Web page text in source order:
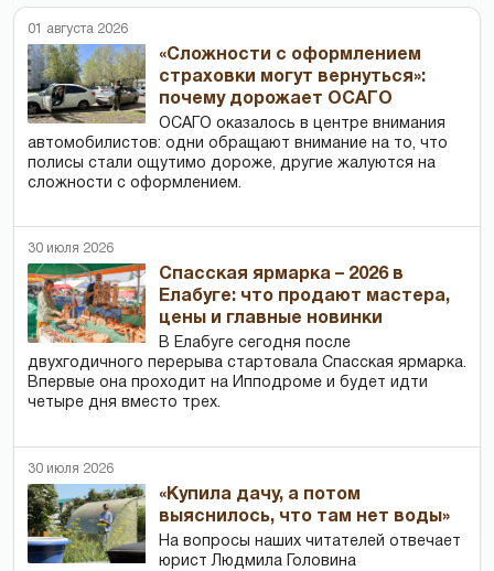
01 августа 2026
«Сложности с оформлением
страховки могут вернуться»:
почему дорожает ОСАГО
ОСАГО оказалось в центре внимания
автомобилистов: одни обращают внимание на то, что
полисы стали ощутимо дороже, другие жалуются на
сложности с оформлением.
30 июля 2026
Спасская ярмарка – 2026 в
Елабуге: что продают мастера,
цены и главные новинки
В Елабуге сегодня после
двухгодичного перерыва стартовала Спасская ярмарка.
Впервые она проходит на Ипподроме и будет идти
четыре дня вместо трех.
30 июля 2026
«Купила дачу, а потом
выяснилось, что там нет воды»
На вопросы наших читателей отвечает
юрист Людмила Головина